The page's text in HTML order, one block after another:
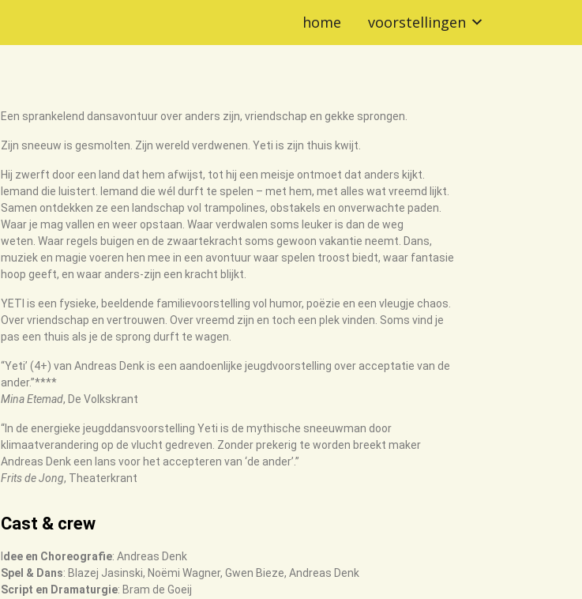
home voorstellingen
Een sprankelend dansavontuur over anders zijn, vriendschap en gekke sprongen.
Zijn sneeuw is gesmolten. Zijn wereld verdwenen. Yeti is zijn thuis kwijt.
Hij zwerft door een land dat hem afwijst, tot hij een meisje ontmoet dat anders kijkt.
Iemand die luistert. Iemand die wél durft te spelen – met hem, met alles wat vreemd lijkt.
Samen ontdekken ze een landschap vol trampolines, obstakels en onverwachte paden.
Waar je mag vallen en weer opstaan. Waar verdwalen soms leuker is dan de weg
weten.Waar regels buigen en de zwaartekracht soms gewoon vakantie neemt. Dans,
muziek en magie voeren hen mee in een avontuur waar spelen troost biedt, waar fantasie
hoop geeft, en waar anders-zijn een kracht blijkt.
YETI is een fysieke, beeldende familievoorstelling vol humor, poëzie en een vleugje chaos.
Over vriendschap en vertrouwen. Over vreemd zijn en toch een plek vinden. Soms vind je
pas een thuis als je de sprong durft te wagen.
“Yeti’ (4+) van Andreas Denk is een aandoenlijke jeugdvoorstelling over acceptatie van de
ander.”****
Mina Etemad, De Volkskrant
“In de energieke jeugddansvoorstelling Yeti is de mythische sneeuwman door
klimaatverandering op de vlucht gedreven. Zonder prekerig te worden breekt maker
Andreas Denk een lans voor het accepteren van ‘de ander’.”
Frits de Jong, Theaterkrant
Cast & crew
dee en Choreografie: Andreas Denk
Spel & Dans: Blazej Jasinski, Noëmi Wagner, Gwen Bieze, Andreas Denk
Script en Dramaturgie: Bram de Goeij